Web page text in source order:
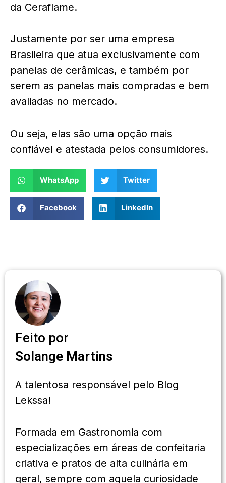
da Ceraflame.
Justamente por ser uma empresa
Brasileira que atua exclusivamente com
panelas de cerâmicas, e também por
serem as panelas mais compradas e bem
avaliadas no mercado.
Ou seja, elas são uma opção mais
confiável e atestada pelos consumidores.
WhatsApp Twitter
Facebook LinkedIn
Feito por
Solange Martins
A talentosa responsável pelo Blog
Lekssa!
Formada em Gastronomia com
especializações em áreas de confeitaria
criativa e pratos de alta culinária em
geral, sempre com aquela curiosidade